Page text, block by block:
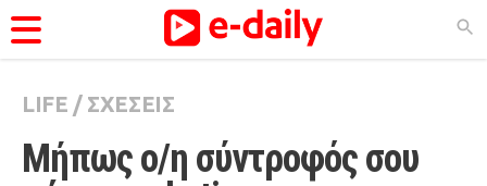
ΚΑΤΗΓΟΡΊΕΣ
Ειδήσεις
LIFE / ΣΧΕΣΕΙΣ
Μήπως ο/η σύντροφός σου